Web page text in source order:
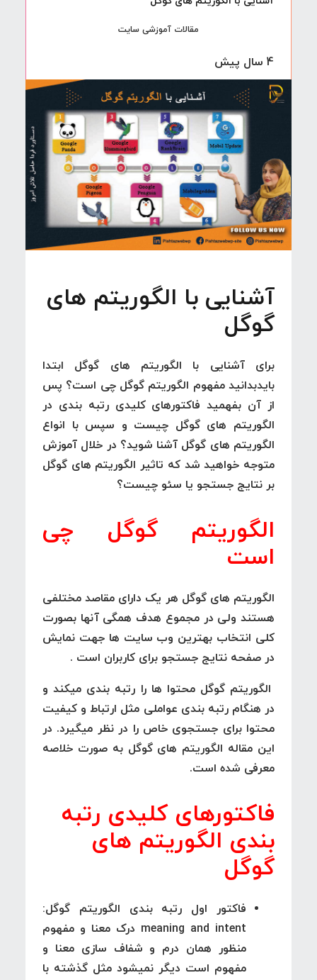
مقالات آموزشی سایت
4 سال پیش
آشنایی با الگوریتم های
گوگل
برای آشنایی با الگوریتم های گوگل ابتدا
بایدبدانید مفهوم الگوریتم گوگل چی است؟ پس
از آن بفهمید فاکتورهای کلیدی رتبه بندی در
الگوریتم های گوگل چیست و سپس با انواع
الگوریتم های گوگل آشنا شوید؟ در خلال آموزش
متوجه خواهید شد که تاثیر الگوریتم های گوگل
بر نتایج جستجو یا سئو چیست؟
الگوریتم گوگل چی
است
الگوریتم های گوگل هر یک دارای مقاصد مختلفی
هستند ولی در مجموع هدف همگی آنها بصورت
کلی انتخاب بهترین وب سایت ها جهت نمایش
در صفحه نتایج جستجو برای کاربران است .
الگوریتم گوگل محتوا ها را رتبه بندی میکند و
در هنگام رتبه بندی عواملی مثل ارتباط و کیفیت
محتوا برای جستجوی خاص را در نظر میگیرد. در
این مقاله الگوریتم های گوگل به صورت خلاصه
معرفی شده است.
فاکتورهای کلیدی رتبه
بندی الگوریتم های
گوگل
فاکتور اول رتبه بندی الگوریتم گوگل:
meaning and intent درک معنا و مفهوم
منظور همان درم و شفاف سازی معنا و
مفهوم است دیگر نمیشود مثل گذشته با